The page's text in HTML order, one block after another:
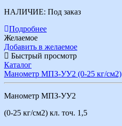
НАЛИЧИЕ: Под заказ
Подробнее
Желаемое
Добавить в желаемое
Быстрый просмотр
Каталог
Манометр МПЗ-УУ2 (0-25 кг/см2)
Манометр МПЗ-УУ2
(0-25 кг/см2) кл. точ. 1,5